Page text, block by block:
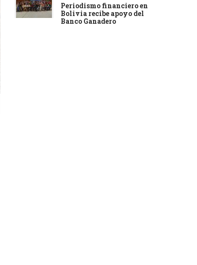
Periodismo financiero en
Bolivia recibe apoyo del
Banco Ganadero